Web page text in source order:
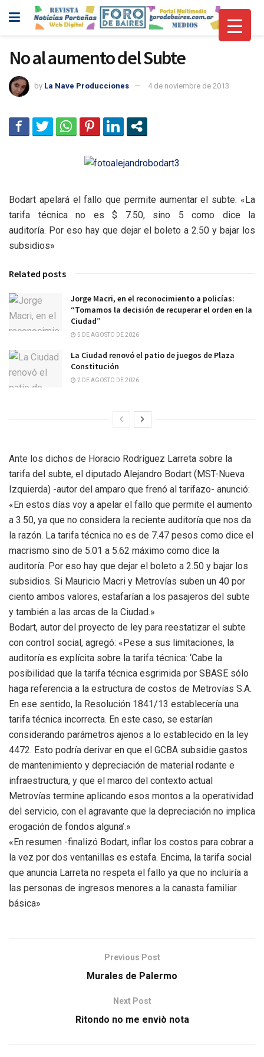
No al aumento del Subte
by La Nave Producciones 4 de noviembre de 2013
Bodart apelará el fallo que permite aumentar el subte: «La
tarifa técnica no es $ 7.50, sino 5 como dice la
auditoría. Por eso hay que dejar el boleto a 2.50 y bajar los
subsidios»
Related posts
Jorge Macri, en el reconocimiento a policías:
“Tomamos la decisión de recuperar el orden en la
Ciudad”
5 DE AGOSTO DE 2026
La Ciudad renovó el patio de juegos de Plaza
Constitución
2 DE AGOSTO DE 2026
Ante los dichos de Horacio Rodríguez Larreta sobre la
tarifa del subte, el diputado Alejandro Bodart (MST-Nueva
Izquierda) -autor del amparo que frenó al tarifazo- anunció:
«En estos días voy a apelar el fallo que permite el aumento
a 3.50, ya que no considera la reciente auditoría que nos da
la razón. La tarifa técnica no es de 7.47 pesos como dice el
macrismo sino de 5.01 a 5.62 máximo como dice la
auditoría. Por eso hay que dejar el boleto a 2.50 y bajar los
subsidios. Si Mauricio Macri y Metrovías suben un 40 por
ciento ambos valores, estafarían a los pasajeros del subte
y también a las arcas de la Ciudad.»
Bodart, autor del proyecto de ley para reestatizar el subte
con control social, agregó: «Pese a sus limitaciones, la
auditoría es explícita sobre la tarifa técnica: ‘Cabe la
posibilidad que la tarifa técnica esgrimida por SBASE sólo
haga referencia a la estructura de costos de Metrovías S.A.
En ese sentido, la Resolución 1841/13 establecería una
tarifa técnica incorrecta. En este caso, se estarían
considerando parámetros ajenos a lo establecido en la ley
4472. Esto podría derivar en que el GCBA subsidie gastos
de mantenimiento y depreciación de material rodante e
infraestructura, y que el marco del contexto actual
Metrovías termine aplicando esos montos a la operatividad
del servicio, con el agravante que la depreciación no implica
erogación de fondos alguna’.»
«En resumen -finalizó Bodart, inflar los costos para cobrar a
la vez por dos ventanillas es estafa. Encima, la tarifa social
que anuncia Larreta no respeta el fallo ya que no incluiría a
las personas de ingresos menores a la canasta familiar
básica»
Previous Post
Murales de Palermo
Next Post
Ritondo no me enviò nota